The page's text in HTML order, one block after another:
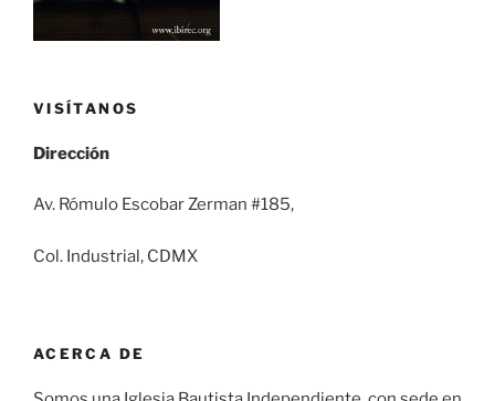
VISÍTANOS
Dirección
Av. Rómulo Escobar Zerman #185,
Col. Industrial, CDMX
ACERCA DE